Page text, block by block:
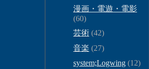
漫画・電遊・電影
(60)
芸術 (42)
音楽 (27)
system;Logwing (12)